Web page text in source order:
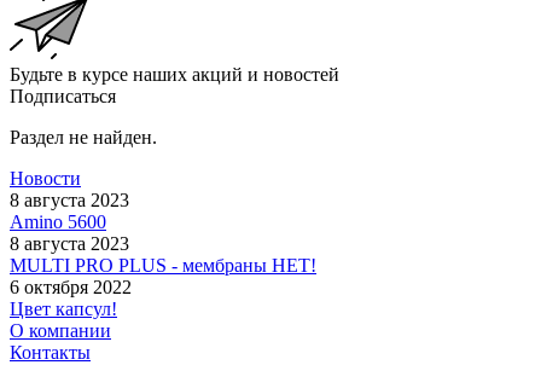
Будьте в курсе наших акций и новостей
Подписаться
Раздел не найден.
Новости
8 августа 2023
Amino 5600
8 августа 2023
MULTI PRO PLUS - мембраны НЕТ!
6 октября 2022
Цвет капсул!
О компании
Контакты